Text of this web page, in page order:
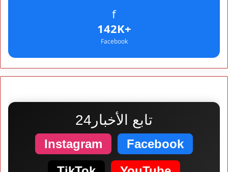
f
+142K
Facebook
تابع الأخبار24
Facebook
Instagram